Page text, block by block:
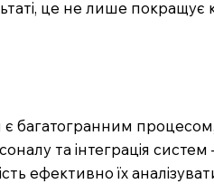
це не лише
процесом,
та інтеграція
ефективно їх